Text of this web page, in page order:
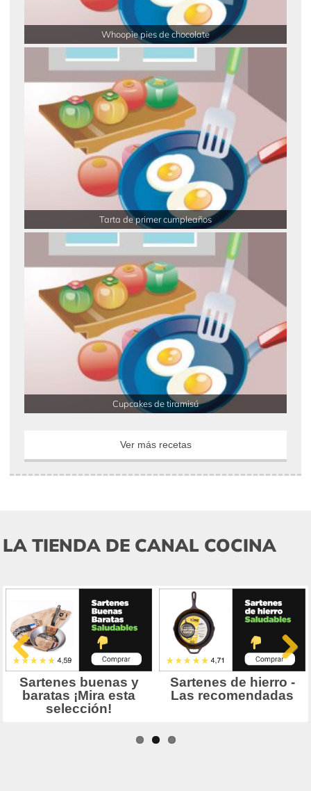
Whoopie pies de chocolate
Tarta de primer cumpleaños
Cupcakes de tiramisú
Ver más recetas
LA TIENDA DE CANAL COCINA